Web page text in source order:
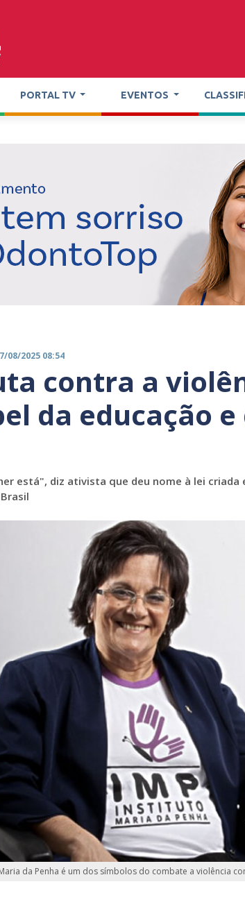
PORTAL TV EVENTOS
08/2025 08:54
contra a
da educação
está", diz ativista que deu nome à lei
da Penha é um dos símbolos do combate a violência